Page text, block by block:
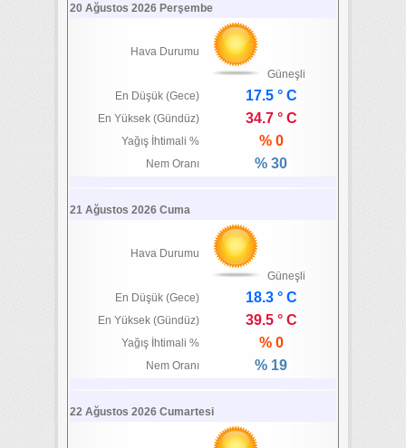
20 Ağustos 2026 Perşembe
Hava Durumu
Güneşli
En Düşük (Gece)
17.5 ° C
En Yüksek (Gündüz) 34.7 ° C
Yağış İhtimali % % 0
Nem Oranı % 30
21 Ağustos 2026 Cuma
Hava Durumu
Güneşli
En Düşük (Gece)
18.3 ° C
En Yüksek (Gündüz) 39.5 ° C
Yağış İhtimali % % 0
Nem Oranı % 19
22 Ağustos 2026 Cumartesi